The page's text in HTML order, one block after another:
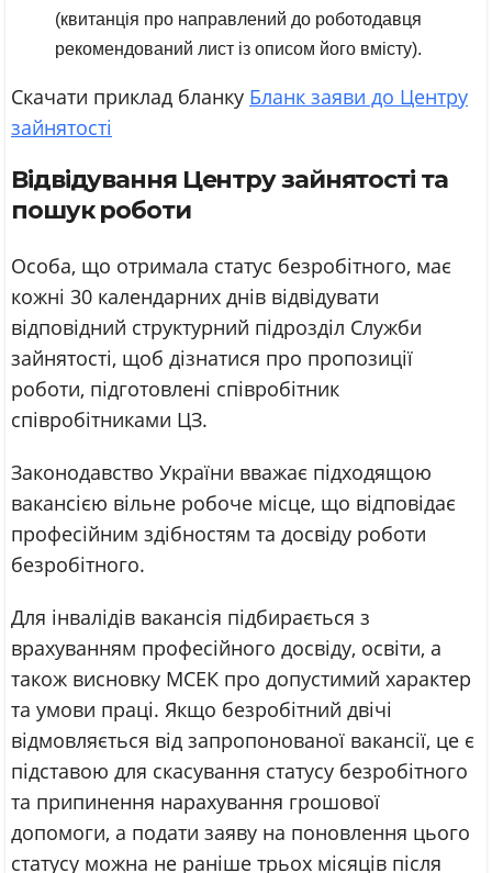
(квитанція про направлений до роботодавця
рекомендований лист із описом його вмісту).
Скачати приклад бланку Бланк заяви до Центру
зайнятості
Відвідування Центру зайнятості та
пошук роботи
Особа, що отримала статус безробітного, має
кожні 30 календарних днів відвідувати
відповідний структурний підрозділ Служби
зайнятості, щоб дізнатися про пропозиції
роботи, підготовлені співробітник
співробітниками ЦЗ.
Законодавство України вважає підходящою
вакансією вільне робоче місце, що відповідає
професійним здібностям та досвіду роботи
безробітного.
Для інвалідів вакансія підбирається з
врахуванням професійного досвіду, освіти, а
також висновку МСЕК про допустимий характер
та умови праці. Якщо безробітний двічі
відмовляється від запропонованої вакансії, це є
підставою для скасування статусу безробітного
та припинення нарахування грошової
допомоги, а подати заяву на поновлення цього
статусу можна не раніше трьох місяців після